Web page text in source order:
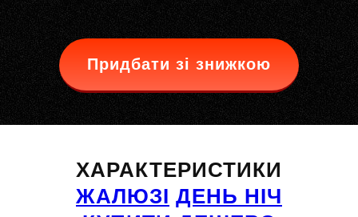
Придбати зі знижкою
ХАРАКТЕРИСТИКИ
ЖАЛЮЗІ ДЕНЬ НІЧ